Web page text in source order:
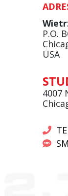
P.O.
USA
4007